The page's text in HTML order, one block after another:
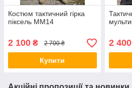
Костюм тактичний гірка
піксель ММ14
2 100 ₴ 2 700 ₴
Купити
2 400